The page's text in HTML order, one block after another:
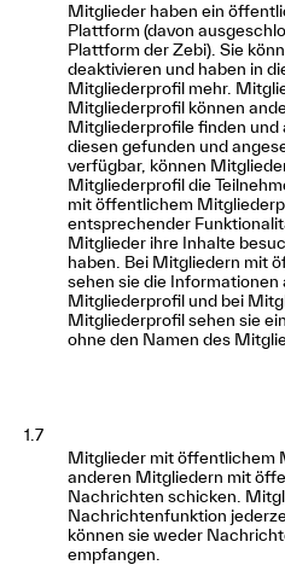
Mitglieder haben ein
Plattform (davon
Plattform der Zebi). Sie
deaktivieren und haben in
Mitgliederprofil mehr.
Mitgliederprofil können
Mitgliederprofile finden und
diesen gefunden und
verfügbar, können
Mitgliederprofil die
mit öffentlichem
entsprechender
Mitglieder ihre Inhalte
haben. Bei Mitgliedern mit
sehen sie die
Mitgliederprofil und bei
Mitgliederprofil sehen sie
ohne den Namen des
1.7
Mitglieder mit öffentlichem
anderen Mitgliedern mit
Nachrichten schicken.
Nachrichtenfunktion
können sie weder
empfangen.